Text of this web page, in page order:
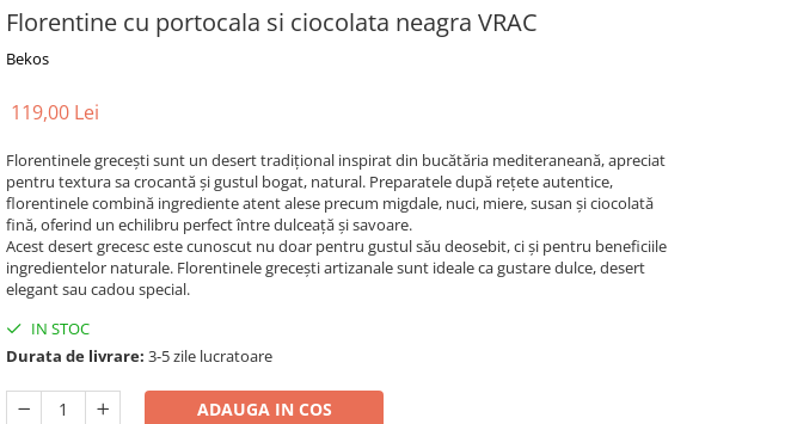
Florentine cu portocala si ciocolata neagra VRAC
Bekos
119,00 Lei
Florentinele grecești sunt un desert tradițional inspirat din bucătăria mediteraneană, apreciat
pentru textura sa crocantă și gustul bogat, natural. Preparatele după rețete autentice,
florentinele combină ingrediente atent alese precum migdale, nuci, miere, susan și ciocolată
fină, oferind un echilibru perfect între dulceață și savoare.
Acest desert grecesc este cunoscut nu doar pentru gustul său deosebit, ci și pentru beneficiile
ingredientelor naturale. Florentinele grecești artizanale sunt ideale ca gustare dulce, desert
elegant sau cadou special.
IN STOC
Durata de livrare: 3-5 zile lucratoare
ADAUGA IN COS